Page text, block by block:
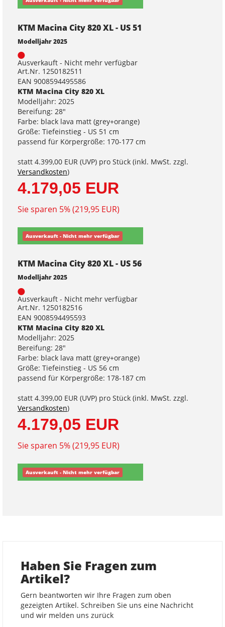
KTM Macina City 820 XL - US 51
Modelljahr 2025
Ausverkauft - Nicht mehr verfügbar
Art.Nr. 1250182511
EAN 9008594495586
KTM Macina City 820 XL
Modelljahr: 2025
Bereifung: 28"
Farbe: black lava matt (grey+orange)
Größe: Tiefeinstieg - US 51 cm
passend für Körpergröße: 170-177 cm
statt 4.399,00 EUR (UVP) pro Stück (inkl. MwSt. zzgl.
Versandkosten)
4.179,05 EUR
Sie sparen 5% (219,95 EUR)
Ausverkauft - Nicht mehr verfügbar
KTM Macina City 820 XL - US 56
Modelljahr 2025
Ausverkauft - Nicht mehr verfügbar
Art.Nr. 1250182516
EAN 9008594495593
KTM Macina City 820 XL
Modelljahr: 2025
Bereifung: 28"
Farbe: black lava matt (grey+orange)
Größe: Tiefeinstieg - US 56 cm
passend für Körpergröße: 178-187 cm
statt 4.399,00 EUR (UVP) pro Stück (inkl. MwSt. zzgl.
Versandkosten)
4.179,05 EUR
Sie sparen 5% (219,95 EUR)
Ausverkauft - Nicht mehr verfügbar
Haben Sie Fragen zum
Artikel?
Gern beantworten wir Ihre Fragen zum oben
gezeigten Artikel. Schreiben Sie uns eine Nachricht
und wir melden uns zurück